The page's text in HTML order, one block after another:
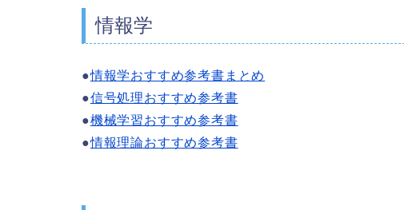
情報学
●情報学おすすめ参考書まとめ
●信号処理おすすめ参考書
●機械学習おすすめ参考書
●情報理論おすすめ参考書